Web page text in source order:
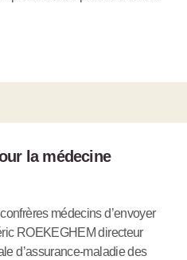
la médecine
médecins d’envoyer
ROEKEGHEM directeur
d’assurance-maladie des